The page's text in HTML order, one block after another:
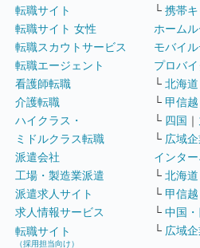
転職サイト
転職サイト 女性
転職スカウトサービス
転職エージェント
看護師転職
介護転職
ハイクラス・
ミドルクラス転職
派遣会社
工場・製造業派遣
派遣求人サイト
求人情報サービス
転職サイト
（採用担当向け）
└ 携帯
ホーム
モバイ
プロバ
└ 北海道
└ 甲信
└ 四国 ｜
└ 広域
インタ
└ 北海道
└ 甲信
└ 中国・
└ 広域